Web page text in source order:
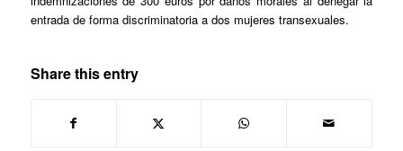
entrada de forma discriminatoria a dos mujeres transexuales.
Share this entry